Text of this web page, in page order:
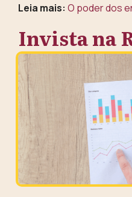
Leia mais: O poder dos
Invista na